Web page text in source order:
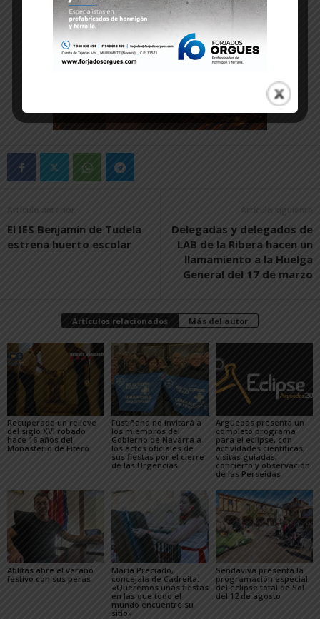
Artículo anterior
El IES Benjamín de Tudela
estrena huerto escolar
Artículo siguiente
Delegadas y delegados de
LAB de la Ribera hacen un
llamamiento a la Huelga
General del 17 de marzo
Artículos relacionados Más del autor
Recuperado un relieve
del siglo XVI robado
hace 16 años del
Monasterio de Fitero
Fustiñana no invitará a
los miembros del
Gobierno de Navarra a
los actos oficiales de
sus fiestas por el cierre
de las Urgencias
Arguedas presenta un
completo programa
para el eclipse, con
actividades científicas,
visitas guiadas,
concierto y observación
de las Perseidas
Ablitas abre el verano
festivo con sus peras
María Preciado,
concejala de Cadreita:
«Queremos unas fiestas
en las que todo el
mundo encuentre su
sitio»
Sendaviva presenta la
programación especial
del eclipse total de Sol
del 12 de agosto